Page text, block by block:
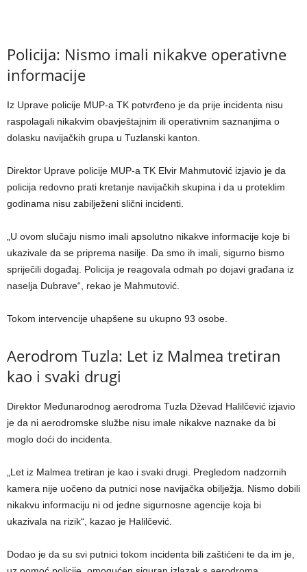
Policija: Nismo imali nikakve operativne
informacije
Iz Uprave policije MUP-a TK potvrđeno je da prije incidenta nisu
raspolagali nikakvim obavještajnim ili operativnim saznanjima o
dolasku navijačkih grupa u Tuzlanski kanton.
Direktor Uprave policije MUP-a TK Elvir Mahmutović izjavio je da
policija redovno prati kretanje navijačkih skupina i da u proteklim
godinama nisu zabilježeni slični incidenti.
„U ovom slučaju nismo imali apsolutno nikakve informacije koje bi
ukazivale da se priprema nasilje. Da smo ih imali, sigurno bismo
spriječili događaj. Policija je reagovala odmah po dojavi građana iz
naselja Dubrave“, rekao je Mahmutović.
Tokom intervencije uhapšene su ukupno 93 osobe.
Aerodrom Tuzla: Let iz Malmea tretiran
kao i svaki drugi
Direktor Međunarodnog aerodroma Tuzla Dževad Halilčević izjavio
je da ni aerodromske službe nisu imale nikakve naznake da bi
moglo doći do incidenta.
„Let iz Malmea tretiran je kao i svaki drugi. Pregledom nadzornih
kamera nije uočeno da putnici nose navijačka obilježja. Nismo dobili
nikakvu informaciju ni od jedne sigurnosne agencije koja bi
ukazivala na rizik“, kazao je Halilčević.
Dodao je da su svi putnici tokom incidenta bili zaštićeni te da im je,